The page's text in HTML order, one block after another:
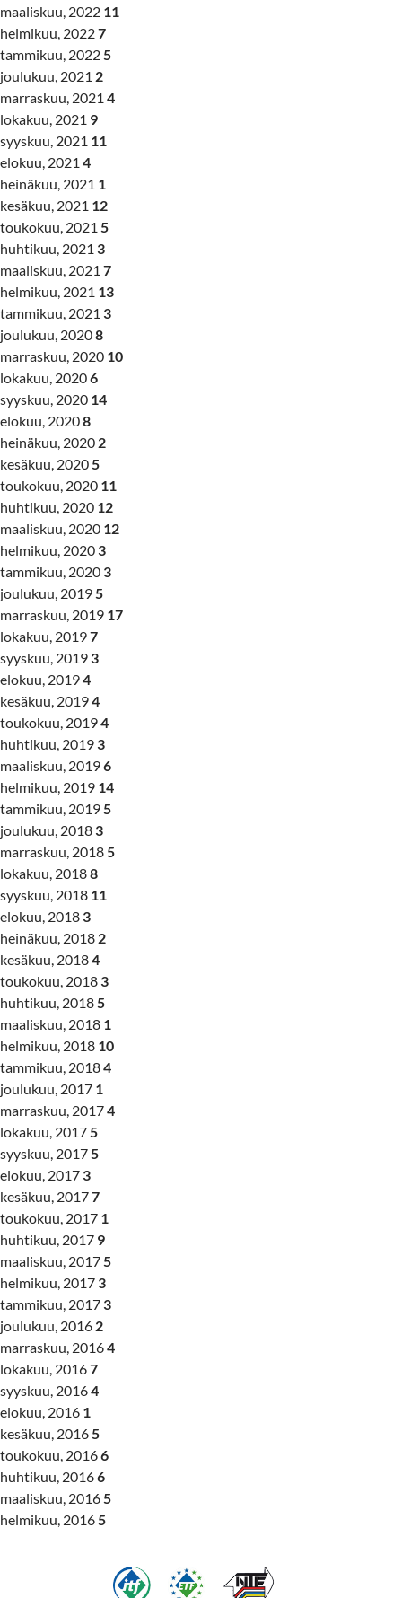
maaliskuu, 2022 11
helmikuu, 20227
tammikuu, 20225
joulukuu, 2021 2
marraskuu, 2021 4
lokakuu, 2021 9
syyskuu, 2021 11
elokuu, 2021 4
heinäkuu, 2021 1
kesäkuu, 2021 12
toukokuu, 2021 5
huhtikuu, 2021 3
maaliskuu, 2021 7
helmikuu, 2021 13
tammikuu, 2021 3
joulukuu, 20208
marraskuu, 2020 10
lokakuu, 20206
syyskuu, 2020 14
elokuu, 20208
heinäkuu, 2020 2
kesäkuu, 20205
toukokuu, 2020 11
huhtikuu, 2020 12
maaliskuu, 2020 12
helmikuu, 2020 3
tammikuu, 2020 3
joulukuu, 20195
marraskuu, 2019 17
lokakuu, 20197
syyskuu, 2019 3
elokuu, 20194
kesäkuu, 20194
toukokuu, 20194
huhtikuu, 2019 3
maaliskuu, 20196
helmikuu, 2019 14
tammikuu, 20195
joulukuu, 2018 3
marraskuu, 20185
lokakuu, 20188
syyskuu, 2018 11
elokuu, 2018 3
heinäkuu, 2018 2
kesäkuu, 20184
toukokuu, 2018 3
huhtikuu, 20185
maaliskuu, 2018 1
helmikuu, 2018 10
tammikuu, 20184
joulukuu, 2017 1
marraskuu, 20174
lokakuu, 20175
syyskuu, 20175
elokuu, 2017 3
kesäkuu, 20177
toukokuu, 2017 1
huhtikuu, 2017 9
maaliskuu, 20175
helmikuu, 2017 3
tammikuu, 2017 3
joulukuu, 2016 2
marraskuu, 20164
lokakuu, 20167
syyskuu, 20164
elokuu, 2016 1
kesäkuu, 20165
toukokuu, 20166
huhtikuu, 20166
maaliskuu, 20165
helmikuu, 20165